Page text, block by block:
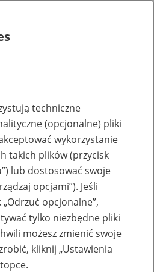
- zakładanie profili
Twojej firmy
techniczne
(opcjonalne) pliki
wykorzystanie
takich plików (przycisk
lub dostosować swoje
opcjami”). Jeśli
opcjonalne”,
tylko niezbędne pliki
możesz zmienić swoje
kliknij „Ustawienia